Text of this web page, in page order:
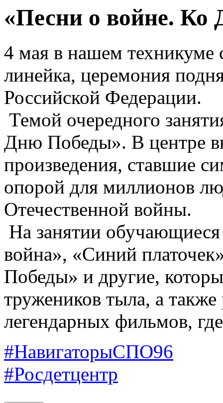
«Песни о войне.
4 мая в нашем техникуме
линейка, церемония
Российской Федерации.
Темой очередного
Дню Победы». В центре
произведения, ставшие
опорой для миллионов
Отечественной войны.
На занятии
война», «Синий
Победы» и другие,
тружеников тыла, а
легендарных фильмов,
#НавигаторыСПО96
#Росдетцентр